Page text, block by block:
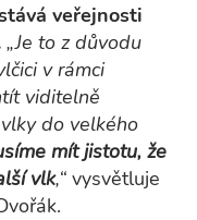
veřejnosti
„Je to z důvodu
v rámci
viditelně
do velkého
mít jistotu, že
vlk,“ vysvětluje